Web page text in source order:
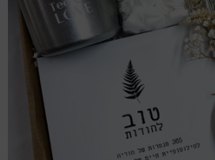
צפייה מהירה